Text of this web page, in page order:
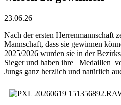
23.06.26
Nach der ersten Herrenmannschaft
Mannschaft, dass sie gewinnen
2025/2026 wurden sie in der
Sieger und haben ihre Medaillen
Jungs ganz herzlich und natürlich